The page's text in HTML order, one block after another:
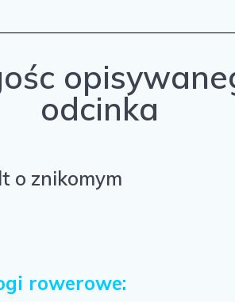
odcinka
o znikomym
rowerowe: